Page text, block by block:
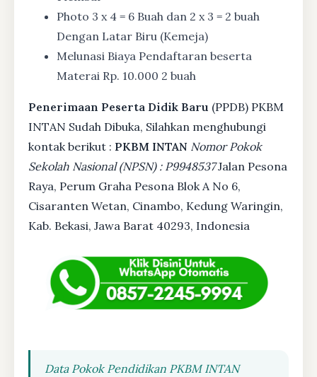
Photo 3 x 4 = 6 Buah dan 2 x 3 = 2 buah
Dengan Latar Biru (Kemeja)
Melunasi Biaya Pendaftaran beserta
Materai Rp. 10.000 2 buah
Penerimaan Peserta Didik Baru (PPDB) PKBM
INTAN Sudah Dibuka, Silahkan menghubungi
kontak berikut : PKBM INTAN Nomor Pokok
Sekolah Nasional (NPSN) : P9948537Jalan Pesona
Raya, Perum Graha Pesona Blok A No 6,
Cisaranten Wetan, Cinambo, Kedung Waringin,
Kab. Bekasi, Jawa Barat 40293, Indonesia
Data Pokok Pendidikan PKBM INTAN